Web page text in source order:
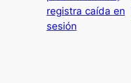
registra caída en
sesión